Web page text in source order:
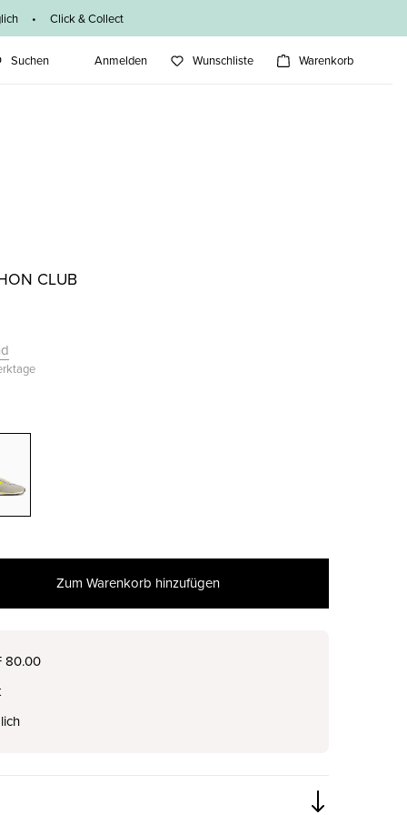
• Click & Collect
Suchen Anmelden Wunschliste Warenkorb
CLUB
Zum Warenkorb hinzufügen
80.00